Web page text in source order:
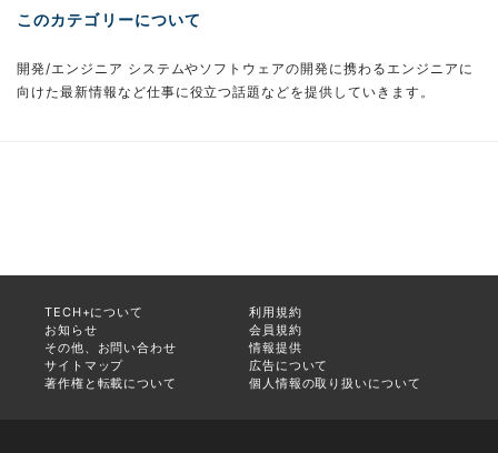
このカテゴリーについて
開発/エンジニア システムやソフトウェアの開発に携わるエンジニアに
向けた最新情報など仕事に役立つ話題などを提供していきます。
TECH+について
利用規約
お知らせ
会員規約
その他、お問い合わせ
情報提供
サイトマップ
広告について
著作権と転載について
個人情報の取り扱いについて